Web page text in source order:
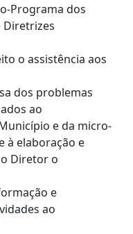
Programa dos
Diretrizes
o assistência aos
dos problemas
ao
e da micro-
à elaboração e
Diretor o
e
ao